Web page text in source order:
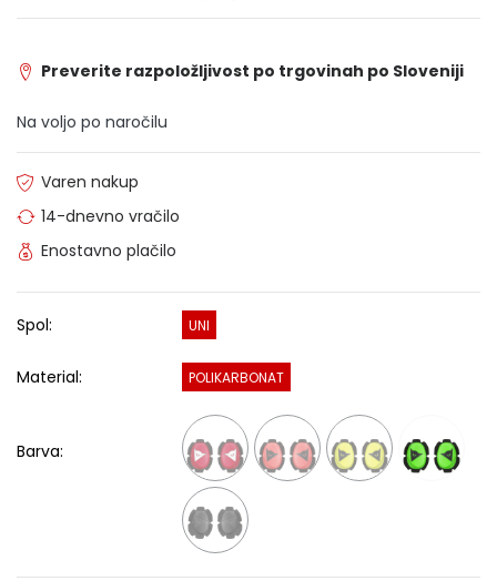
Preverite razpoložljivost po trgovinah po Sloveniji
Na voljo po naročilu
Varen nakup
14-dnevno vračilo
Enostavno plačilo
Spol: UNI
Material: POLIKARBONAT
Barva: